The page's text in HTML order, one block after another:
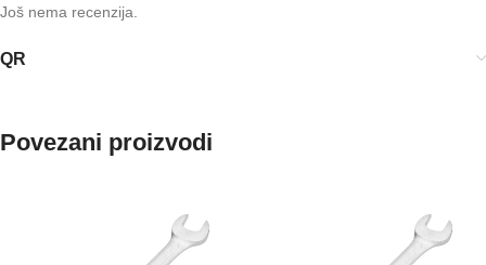
Još nema recenzija.
QR
Povezani proizvodi